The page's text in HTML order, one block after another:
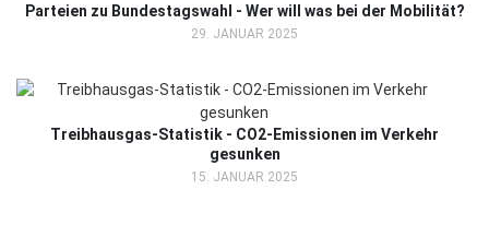
Parteien zu Bundestagswahl - Wer will was bei der Mobilität?
29. JANUAR 2025
Treibhausgas-Statistik - CO2-Emissionen im Verkehr
gesunken
15. JANUAR 2025